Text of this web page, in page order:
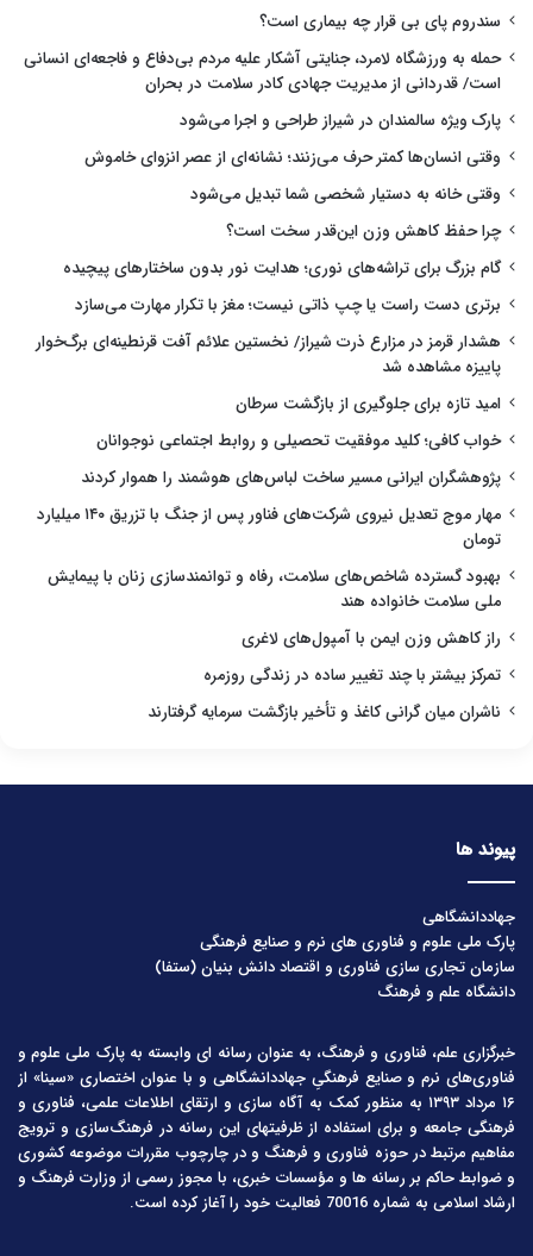
سندروم پای بی قرار چه بیماری است؟
حمله به ورزشگاه لامرد، جنایتی آشکار علیه مردم بی‌دفاع و فاجعه‌ای انسانی
است/ قدردانی از مدیریت جهادی کادر سلامت در بحران
پارک ویژه سالمندان در شیراز طراحی و اجرا می‌شود
وقتی انسان‌ها کمتر حرف می‌زنند؛ نشانه‌ای از عصر انزوای خاموش
وقتی خانه به دستیار شخصی شما تبدیل می‌شود
چرا حفظ کاهش وزن این‌قدر سخت است؟
گام بزرگ برای تراشه‌های نوری؛ هدایت نور بدون ساختارهای پیچیده
برتری دست راست یا چپ ذاتی نیست؛ مغز با تکرار مهارت می‌سازد
هشدار قرمز در مزارع ذرت شیراز/ نخستین علائم آفت قرنطینه‌ای برگ‌خوار
پاییزه مشاهده شد
امید تازه برای جلوگیری از بازگشت سرطان
خواب کافی؛ کلید موفقیت تحصیلی و روابط اجتماعی نوجوانان
پژوهشگران ایرانی مسیر ساخت لباس‌های هوشمند را هموار کردند
مهار موج تعدیل نیروی شرکت‌های فناور پس از جنگ با تزریق ۱۴۰ میلیارد
تومان
بهبود گسترده شاخص‌های سلامت، رفاه و توانمندسازی زنان با پیمایش
ملی سلامت خانواده هند
راز کاهش وزن ایمن با آمپول‌های لاغری
تمرکز بیشتر با چند تغییر ساده در زندگی روزمره
ناشران میان گرانی کاغذ و تأخیر بازگشت سرمایه گرفتارند
پیوند ها
جهاددانشگاهی
پارک ملی علوم و فناوری های نرم و صنایع فرهنگی
سازمان تجاری سازی فناوری و اقتصاد دانش بنیان (ستفا)
دانشگاه علم و فرهنگ
خبرگزاری علم، فناوری و فرهنگ، به عنوان رسانه ای وابسته به پارک ملی علوم و
فناوری‌های نرم و صنایع فرهنگیِ جهاددانشگاهی و با عنوان اختصاری «سینا» از
۱۶ مرداد ۱۳۹۳ به منظور کمک به آگاه سازی و ارتقای اطلاعات علمی، فناوری و
فرهنگی جامعه و برای استفاده از ظرفیتهای این رسانه در فرهنگ‌سازی و ترویج
مفاهیم مرتبط در حوزه فناوری و فرهنگ و در چارچوب مقررات موضوعه کشوری
و ضوابط حاکم بر رسانه ها و مؤسسات خبری، با مجوز رسمی از وزارت فرهنگ و
ارشاد اسلامی به شماره 70016 فعالیت خود را آغاز کرده است.